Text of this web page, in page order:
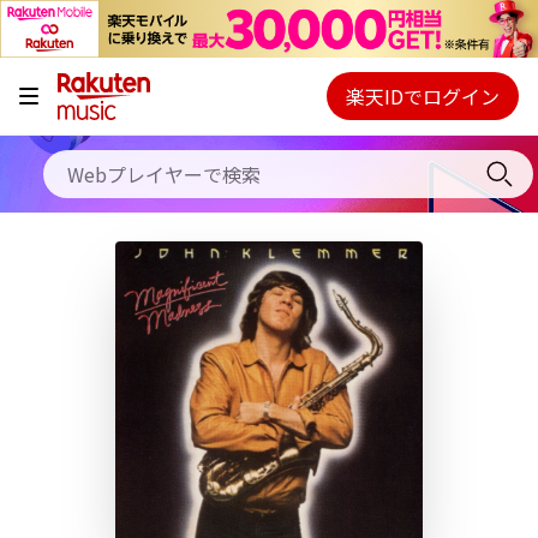
キャンペーン
料金プラン
使い方
初回30日間無料お試し
Webプレイヤー
ご契約内容の確認・変更
楽天IDでログイン